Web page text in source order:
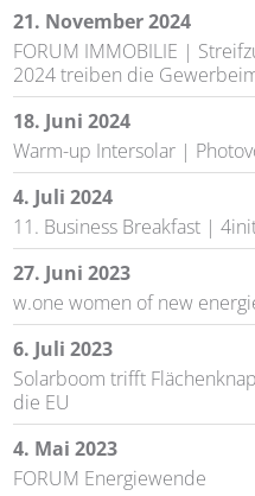
21. November 2024
FORUM IMMOBILIE |
2024 treiben die
18. Juni 2024
Warm-up Intersolar |
4. Juli 2024
11. Business Breakfast |
27. Juni 2023
w.one women of new
6. Juli 2023
Solarboom trifft
die EU
4. Mai 2023
FORUM Energiewende